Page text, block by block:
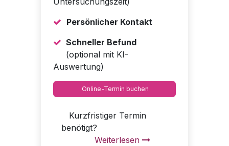
Persönlicher Kontakt
Schneller Befund
(optional mit KI-
Auswertung)
Online-Termin buchen
Kurzfristiger Termin
benötigt?
Weiterlesen